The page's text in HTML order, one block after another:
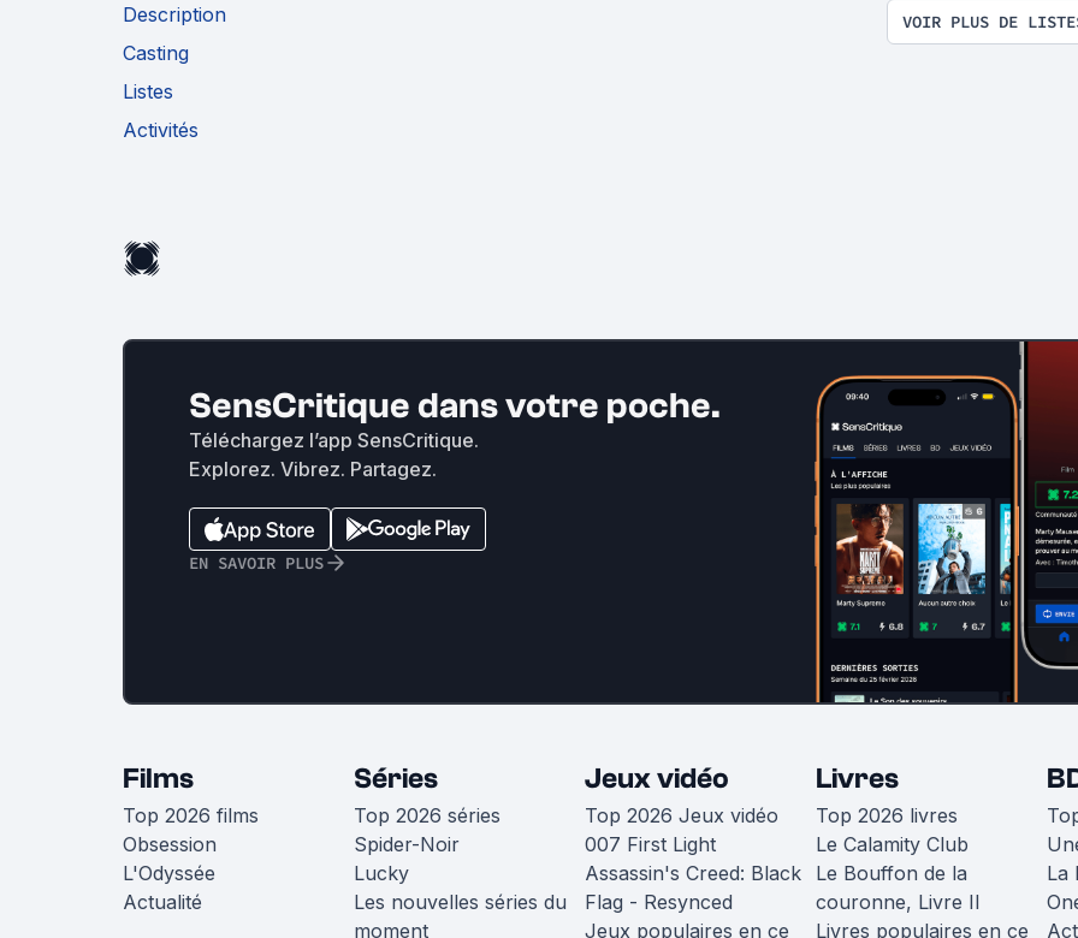
Description
Casting
Listes
Activités
VOIR PLUS DE
SensCritique dans votre poche.
Téléchargez l’app SensCritique.
Explorez. Vibrez. Partagez.
EN SAVOIR PLUS
Films
Top 2026 films
Obsession
L'Odyssée
Actualité
Séries
Top 2026 séries
Spider-Noir
Lucky
Les nouvelles séries du
moment
Jeux vidéo
Top 2026 Jeux vidéo
007 First Light
Assassin's Creed: Black
Flag - Resynced
Jeux populaires en ce
Livres
Top 2026 livres
Le Calamity Club
Le Bouffon de la
couronne, Livre II
Livres populaires en ce
La